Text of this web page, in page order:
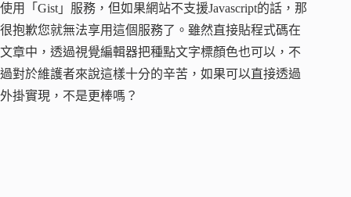
使用「Gist」服務，但如果網站不支援Javascript的話，那
很抱歉您就無法享用這個服務了。雖然直接貼程式碼在
文章中，透過視覺編輯器把種點文字標顏色也可以，不
過對於維護者來說這樣十分的辛苦，如果可以直接透過
外掛實現，不是更棒嗎？